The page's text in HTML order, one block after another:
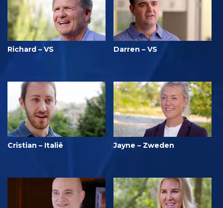
Richard – VS Darren – VS
Cristian – Italië Jayne – Zweden